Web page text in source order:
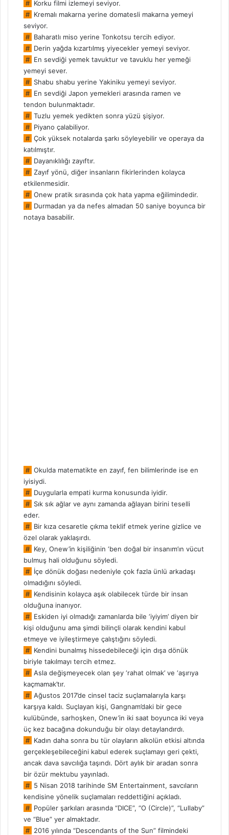
# Korku filmi izlemeyi seviyor.
# Kremalı makarna yerine domatesli makarna yemeyi
seviyor.
# Baharatlı miso yerine Tonkotsu tercih ediyor.
# Derin yağda kızartılmış yiyecekler yemeyi seviyor.
# En sevdiği yemek tavuktur ve tavuklu her yemeği
yemeyi sever.
# Shabu shabu yerine Yakiniku yemeyi seviyor.
# En sevdiği Japon yemekleri arasında ramen ve
tendon bulunmaktadır.
# Tuzlu yemek yedikten sonra yüzü şişiyor.
# Piyano çalabiliyor.
# Çok yüksek notalarda şarkı söyleyebilir ve operaya da
katılmıştır.
# Dayanıklılığı zayıftır.
# Zayıf yönü, diğer insanların fikirlerinden kolayca
etkilenmesidir.
# Onew pratik sırasında çok hata yapma eğilimindedir.
# Durmadan ya da nefes almadan 50 saniye boyunca bir
notaya basabilir.
# Okulda matematikte en zayıf, fen bilimlerinde ise en
iyisiydi.
# Duygularla empati kurma konusunda iyidir.
# Sık sık ağlar ve aynı zamanda ağlayan birini teselli
eder.
# Bir kıza cesaretle çıkma teklif etmek yerine gizlice ve
özel olarak yaklaşırdı.
# Key, Onew’in kişiliğinin ‘ben doğal bir insanım’ın vücut
bulmuş hali olduğunu söyledi.
# İçe dönük doğası nedeniyle çok fazla ünlü arkadaşı
olmadığını söyledi.
# Kendisinin kolayca aşık olabilecek türde bir insan
olduğuna inanıyor.
# Eskiden iyi olmadığı zamanlarda bile ‘iyiyim’ diyen bir
kişi olduğunu ama şimdi bilinçli olarak kendini kabul
etmeye ve iyileştirmeye çalıştığını söyledi.
# Kendini bunalmış hissedebileceği için dışa dönük
biriyle takılmayı tercih etmez.
# Asla değişmeyecek olan şey ‘rahat olmak’ ve ‘aşırıya
kaçmamak’tır.
# Ağustos 2017’de cinsel taciz suçlamalarıyla karşı
karşıya kaldı. Suçlayan kişi, Gangnam’daki bir gece
kulübünde, sarhoşken, Onew’in iki saat boyunca iki veya
üç kez bacağına dokunduğu bir olayı detaylandırdı.
# Kadın daha sonra bu tür olayların alkolün etkisi altında
gerçekleşebileceğini kabul ederek suçlamayı geri çekti,
ancak dava savcılığa taşındı. Dört aylık bir aradan sonra
bir özür mektubu yayınladı.
# 5 Nisan 2018 tarihinde SM Entertainment, savcıların
kendisine yönelik suçlamaları reddettiğini açıkladı.
# Popüler şarkıları arasında “DICE”, “O (Circle)”, “Lullaby”
ve “Blue” yer almaktadır.
# 2016 yılında “Descendants of the Sun” filmindeki